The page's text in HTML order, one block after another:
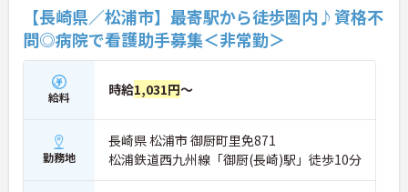
【長崎県／松浦市】最寄駅から徒歩圏内♪資格不
問◎病院で看護助手募集＜非常勤＞
給料 時給1,031円～
勤務地
長崎県 松浦市 御厨町里免871
松浦鉄道西九州線「御厨(長崎)駅」徒歩10分